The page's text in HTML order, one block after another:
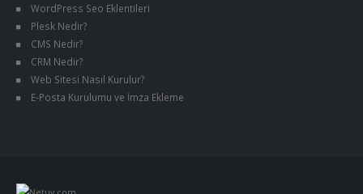
WordPress Seo Eklentileri
Plesk Nedir?
CMS Nedir?
CRM Nedir?
Web Sitesi Nasıl Kurulur?
E-Posta Kurulumu ve İmza Ekleme